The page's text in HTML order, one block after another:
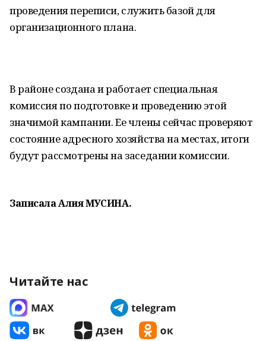
проведения переписи, служить базой для
организационного плана.
В районе создана и работает специальная
комиссия по подготовке и проведению этой
значимой кампании. Ее члены сейчас проверяют
состояние адресного хозяйства на местах, итоги
будут рассмотрены на заседании комиссии.
Записала Алия МУСИНА.
Читайте нас